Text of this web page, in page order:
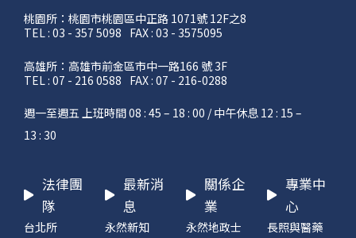
桃園所：桃園市桃園區中正路 1071號 12F之8
TEL : 03 - 357 5098 FAX : 03 - 3575095
高雄所：高雄市前金區市中一路166 號 3F
TEL : 07 - 216 0588 FAX : 07 - 216-0288
週一至週五 上班時間 08 : 45 – 18 : 00 / 中午休息 12 : 15 –
13 : 30
法律團
隊
台北所
最新消
息
永然新知
關係企
業
永然地政士
專業中
心
長照與醫藥